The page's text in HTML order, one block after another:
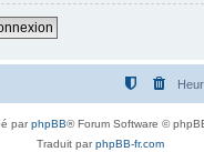
parphpBB® Forum Software ©
Traduit parphpBB-fr.com